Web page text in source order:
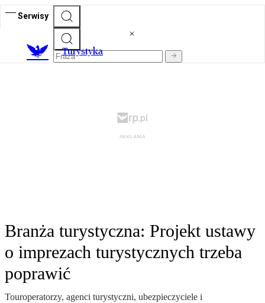
Serwisy
Turystyka
Branża turystyczna: Projekt ustawy
o imprezach turystycznych trzeba
poprawić
Touroperatorzy, agenci turystyczni, ubezpieczyciele i